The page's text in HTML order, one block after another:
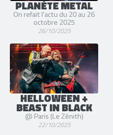
PLANÈTE METAL
On refait l'actu du 20 au 26
octobre 2025
26/10/2025
HELLOWEEN +
BEAST IN BLACK
@ Paris (Le Zénith)
22/10/2025